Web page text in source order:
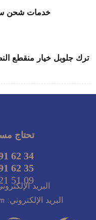
خدمات شحن
ترك جلوبل خيار منقطع
تحتاج
62 34
62 35
51 09البريد
البريد الإلكتروني: